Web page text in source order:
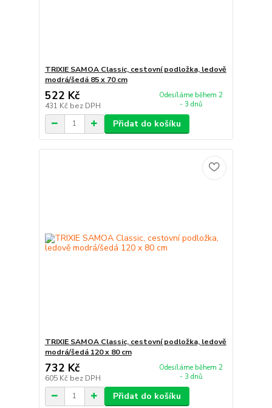
TRIXIE SAMOA Classic, cestovní podložka, ledově
modrá/šedá 85 x 70 cm
522 Kč
431 Kč bez DPH
Odesíláme během 2
- 3 dnů
Přidat do košíku
TRIXIE SAMOA Classic, cestovní podložka, ledově
modrá/šedá 120 x 80 cm
732 Kč
605 Kč bez DPH
Odesíláme během 2
- 3 dnů
Přidat do košíku